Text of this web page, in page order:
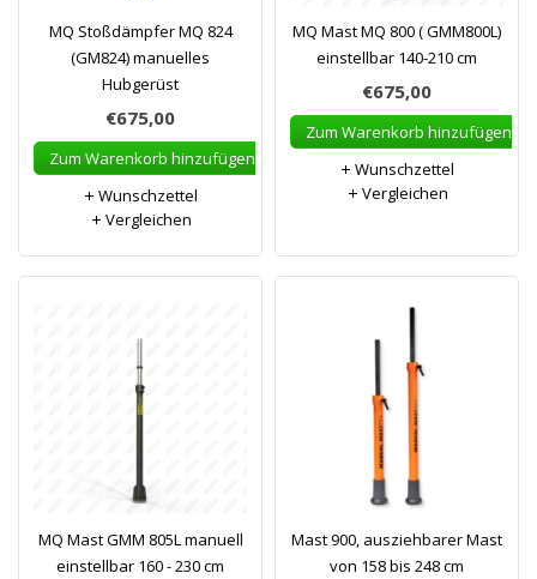
MQ Stoßdämpfer MQ 824
(GM824) manuelles
Hubgerüst
€675,00
Zum Warenkorb hinzufügen
Wunschzettel
Vergleichen
MQ Mast MQ 800 ( GMM800L)
einstellbar 140-210 cm
€675,00
Zum Warenkorb hinzufügen
Wunschzettel
Vergleichen
MQ Mast GMM 805L manuell
einstellbar 160 - 230 cm
Mast 900, ausziehbarer Mast
von 158 bis 248 cm